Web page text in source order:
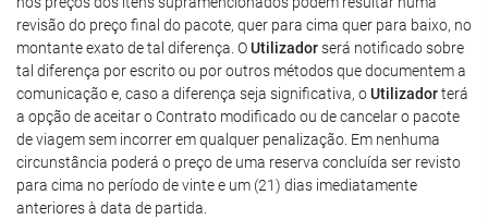
revisão do preço final do pacote, quer para cima quer para baixo, no
montante exato de tal diferença. OUtilizadorserá notificado sobre
tal diferença por escrito ou por outros métodos que documentem a
comunicação e, caso a diferença seja significativa, oUtilizadorterá
a opção de aceitar o Contrato modificado ou de cancelar o pacote
de viagem sem incorrer em qualquer penalização. Em nenhuma
circunstância poderá o preço de uma reserva concluída ser revisto
para cima no período de vinte e um (21) dias imediatamente
anteriores à data de partida.